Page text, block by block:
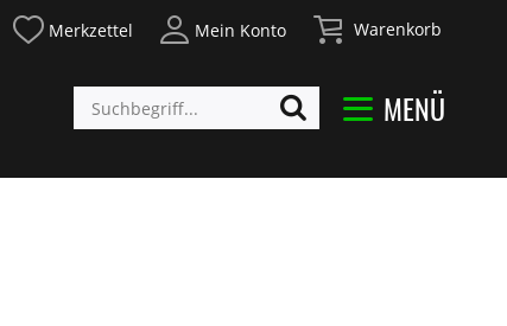
Merkzettel Mein Konto Warenkorb
MENÜ